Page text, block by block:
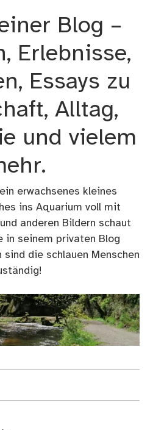
Blog –
Erlebnisse,
Essays zu
Alltag,
und vielem
erwachsenes kleines
ins Aquarium voll mit
anderen Bildern schaut
in seinem privaten Blog
die schlauen Menschen